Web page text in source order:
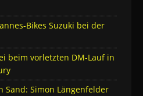
Bikes Suzuki bei der
beim vorletzten DM-Lauf in
Sand: Simon Längenfelder